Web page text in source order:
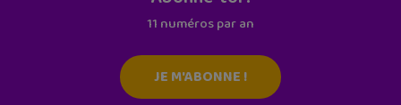
11 numéros par an
JE M'ABONNE !